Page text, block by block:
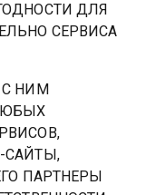
ДЛЯ
СЕРВИСА
С НИМ
САЙТЫ,
ПАРТНЕРЫ